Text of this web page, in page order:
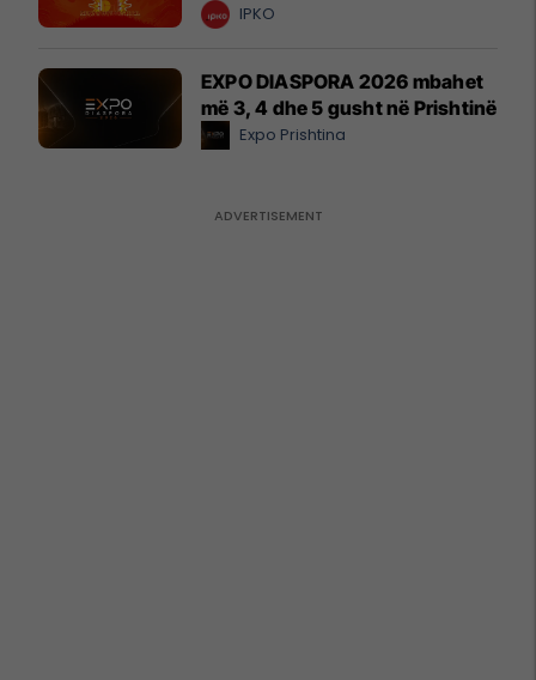
IPKO
EXPO DIASPORA 2026 mbahet
më 3, 4 dhe 5 gusht në Prishtinë
Expo Prishtina